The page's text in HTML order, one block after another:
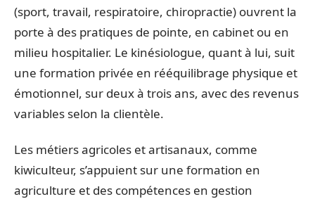
(sport, travail, respiratoire, chiropractie) ouvrent la
porte à des pratiques de pointe, en cabinet ou en
milieu hospitalier. Le kinésiologue, quant à lui, suit
une formation privée en rééquilibrage physique et
émotionnel, sur deux à trois ans, avec des revenus
variables selon la clientèle.
Les métiers agricoles et artisanaux, comme
kiwiculteur, s’appuient sur une formation en
agriculture et des compétences en gestion